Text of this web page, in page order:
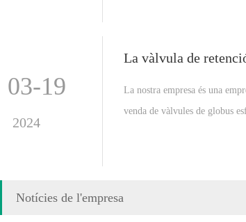
03-19
2024
La nostra empresa és una
venda de vàlvules de globus
Notícies de l'empresa